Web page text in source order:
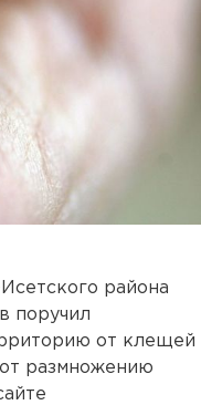
района
поручил
от клещей
размножению